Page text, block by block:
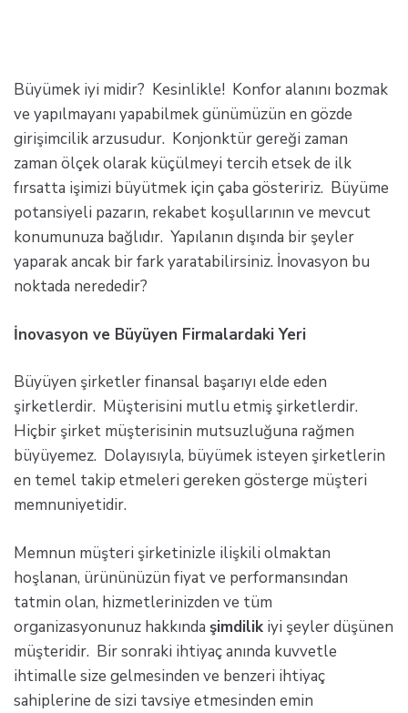
Büyümek iyi midir? Kesinlikle! Konfor alanını bozmak
ve yapılmayanı yapabilmek günümüzün en gözde
girişimcilik arzusudur. Konjonktür gereği zaman
zaman ölçek olarak küçülmeyi tercih etsek de ilk
fırsatta işimizi büyütmek için çaba gösteririz. Büyüme
potansiyeli pazarın, rekabet koşullarının ve mevcut
konumunuza bağlıdır. Yapılanın dışında bir şeyler
yaparak ancak bir fark yaratabilirsiniz. İnovasyon bu
noktada nerededir?
İnovasyon ve Büyüyen Firmalardaki Yeri
Büyüyen şirketler finansal başarıyı elde eden
şirketlerdir. Müşterisini mutlu etmiş şirketlerdir.
Hiçbir şirket müşterisinin mutsuzluğuna rağmen
büyüyemez. Dolayısıyla, büyümek isteyen şirketlerin
en temel takip etmeleri gereken gösterge müşteri
memnuniyetidir.
Memnun müşteri şirketinizle ilişkili olmaktan
hoşlanan, ürününüzün fiyat ve performansından
tatmin olan, hizmetlerinizden ve tüm
organizasyonunuz hakkında şimdilik iyi şeyler düşünen
müşteridir. Bir sonraki ihtiyaç anında kuvvetle
ihtimalle size gelmesinden ve benzeri ihtiyaç
sahiplerine de sizi tavsiye etmesinden emin